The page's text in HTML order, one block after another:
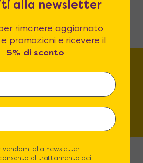
store più vicino a
te!
alla newsletter
rimanere aggiornato
promozioni e ricevere il
5% di sconto
alla newsletter
al trattamento dei